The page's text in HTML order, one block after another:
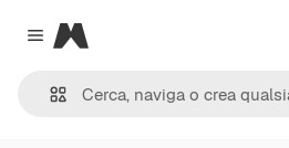
Close menu
Magnific